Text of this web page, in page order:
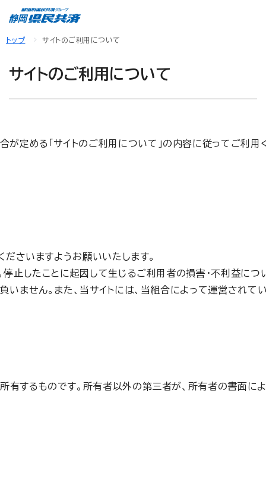
トップ サイトのご利用について
サイトのご利用について
定める「サイトのご利用について」の内容に従って
さいますようお願いいたします。
止したことに起因して生じるご利用者の損害・不利益につ
ん。また、当サイトには、当組合によって運営され
所有するものです。所有者以外の第三者が、所有者の書